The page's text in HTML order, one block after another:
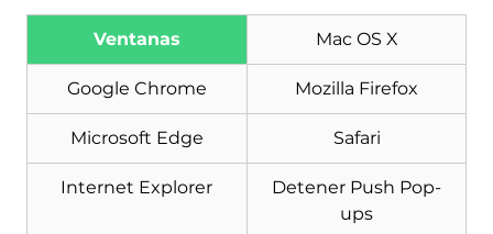
Ventanas Mac OS X
Google Chrome Mozilla Firefox
Microsoft Edge Safari
Internet Explorer
Detener Push Pop-
ups
eliminación de software
malintencionado